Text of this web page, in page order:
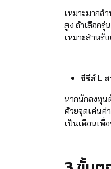
เหมาะมากส
สูง ถ้าเลือก
เหมาะสำหรั
ซีรีส์ L
หากนักลงทุน
ด้วยจุดเด่นค่
เป็นเดือนเพื่